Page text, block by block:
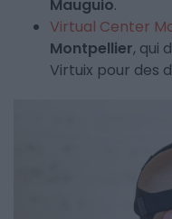
Mauguio.
Virtual Center
Montpellier, qui
Virtuix pour des